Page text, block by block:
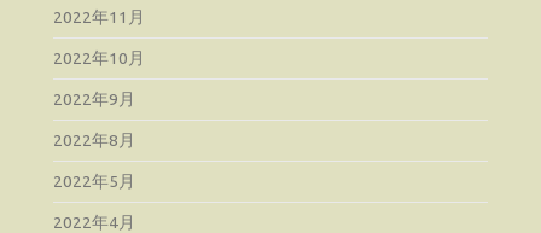
2022年11月
2022年10月
2022年9月
2022年8月
2022年5月
2022年4月